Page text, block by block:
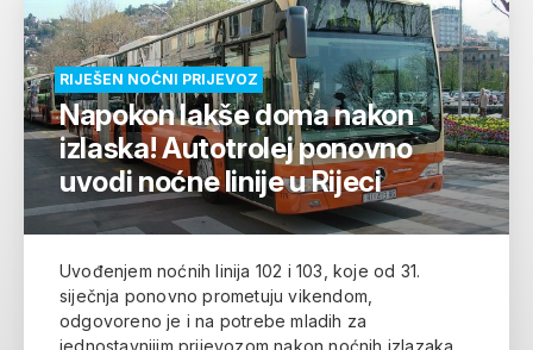
RIJEŠEN NOĆNI PRIJEVOZ
Napokon lakše doma nakon
izlaska! Autotrolej ponovno
uvodi noćne linije u Rijeci
Uvođenjem noćnih linija 102 i 103, koje od 31.
siječnja ponovno prometuju vikendom,
odgovoreno je i na potrebe mladih za
jednostavnijim prijevozom nakon noćnih izlazaka.